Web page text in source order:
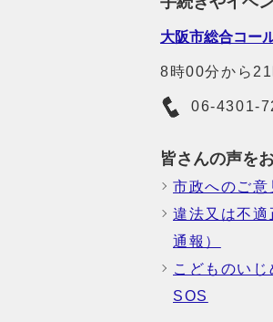
大阪市総合コー
8時00分から21
06-4301-
皆さんの声を
市政へのご意
違法又は不適
通報）
こどものい
SOS